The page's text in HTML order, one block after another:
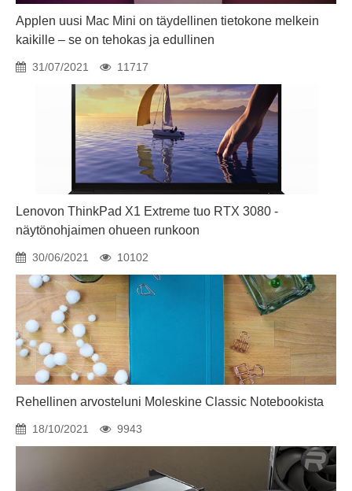
Applen uusi Mac Mini on täydellinen tietokone melkein
kaikille – se on tehokas ja edullinen
31/07/2021 11717
Lenovon ThinkPad X1 Extreme tuo RTX 3080 -
näytönohjaimen ohueen runkoon
30/06/2021 10102
Rehellinen arvosteluni Moleskine Classic Notebookista
18/10/2021 9943